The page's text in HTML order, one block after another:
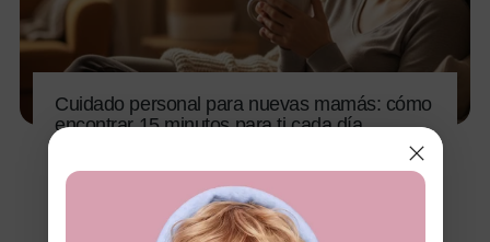
Cuidado personal para nuevas mamás: cómo
encontrar 15 minutos para ti cada día